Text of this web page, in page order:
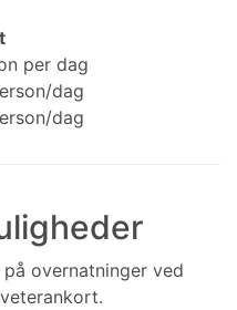
per dag
dag
dag
overnatninger ved